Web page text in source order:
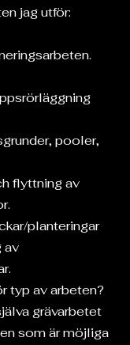
jag utför:
pooler,
flyttning av
planteringar
av
typ av arbeten?
grävarbetet
som är möjliga